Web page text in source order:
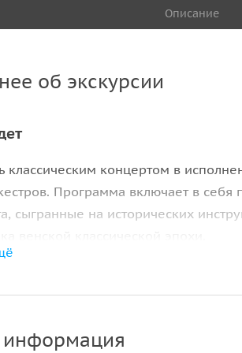
Описание
об экскурсии
классическим концертом в
Программа включает в
сыгранные на исторических
шедевром с
Церковь отапливается в холодные